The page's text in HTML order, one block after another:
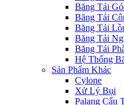
Băng Tải
Băng Tải
Băng Tải
Băng Tải
Băng Tải
Hệ Thống
Sản Phẩm Khác
Cylone
Xử Lý Bụi
Palang Cẩu